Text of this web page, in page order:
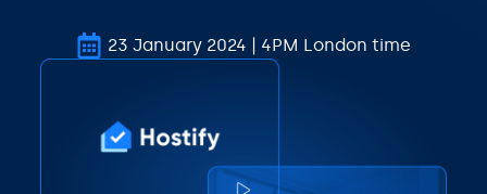
23 January 2024 | 4PM London time